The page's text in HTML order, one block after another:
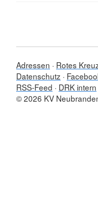
Adressen Rotes
Datenschutz
RSS-Feed
DRK intern
© 2026 KV